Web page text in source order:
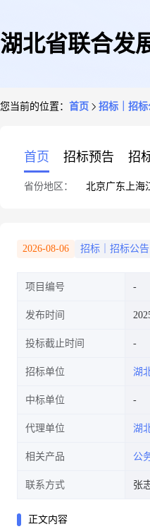
湖北省联合发
采
您当前的位置： 首页 招标｜招标
首页 招标预告 招
省份地区： 北京广东 上海
2026-08-06 招标｜招标公告
项目编号
发布时间
投标截止时间
招标单位 湖
中标单位
代理单位 湖
相关产品 公
联系方式 张
正文内容